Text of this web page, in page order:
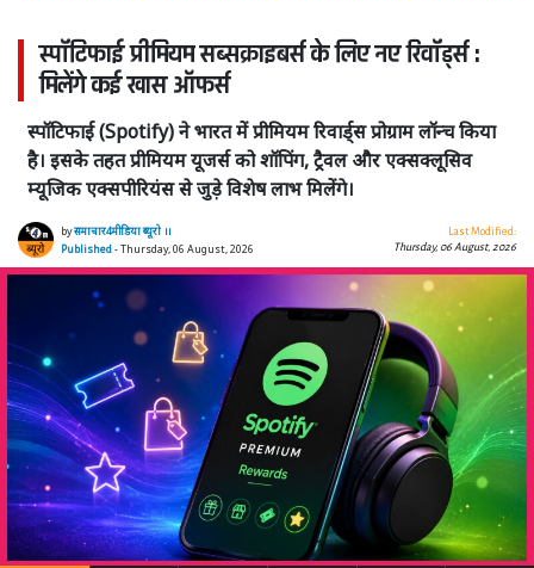
स्पॉटिफाई प्रीमियम सब्सक्राइबर्स के लिए नए रिवॉर्ड्स :
मिलेंगे कई खास ऑफर्स
स्पॉटिफाई (Spotify) ने भारत में प्रीमियम रिवार्ड्स प्रोग्राम लॉन्च किया
है। इसके तहत प्रीमियम यूजर्स को शॉपिंग, ट्रैवल और एक्सक्लूसिव
म्यूजिक एक्सपीरियंस से जुड़े विशेष लाभ मिलेंगे।
byसमाचार4मीडिया ब्यूरो ।।
Published- Thursday, 06 August, 2026
Last Modified:
Thursday, 06 August, 2026